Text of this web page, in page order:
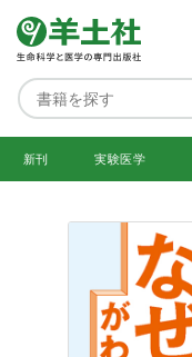
新刊 実験医学